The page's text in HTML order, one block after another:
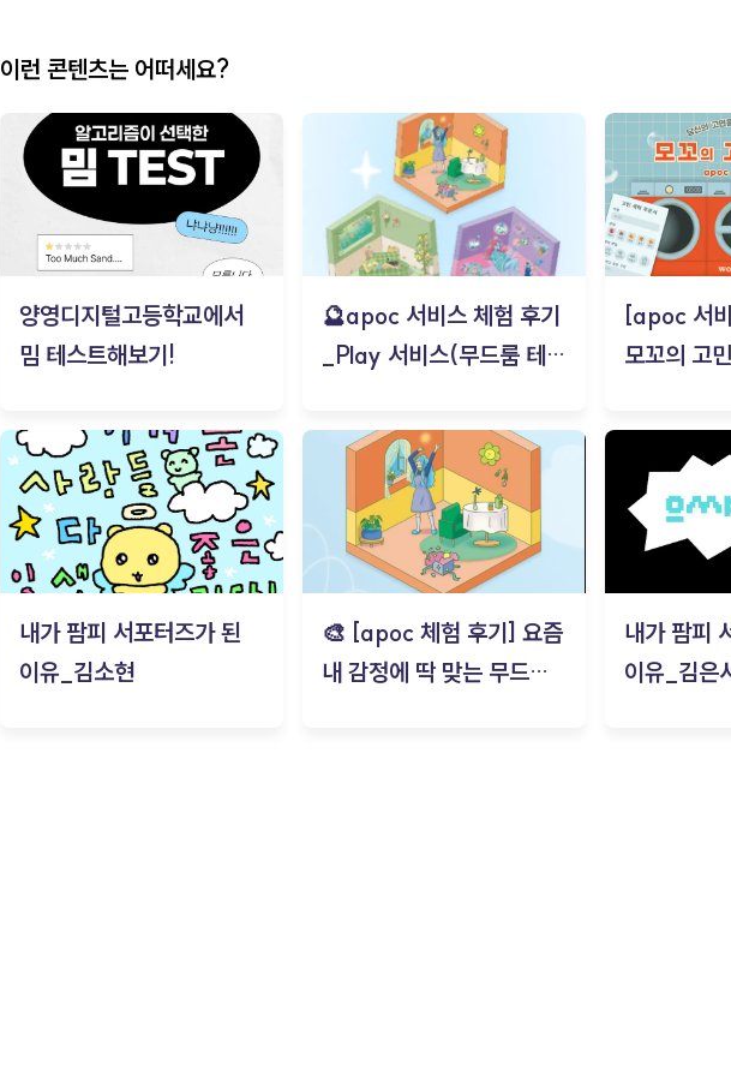
이런 콘텐츠는 어떠세요?
양영디지털고등학교에서
밈 테스트해보기!
🔮apoc 서비스 체험 후기
_Play 서비스(무드룸 테스
[apoc 서
모꼬의 고
내가 팜피 서포터즈가 된
이유_김소현
🎨 [apoc 체험 후기] 요즘
내 감정에 딱 맞는 무드룸
내가 팜피
이유_김은